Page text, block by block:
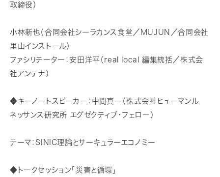
取締役）
小林新也（合同会社シーラカンス食堂／MUJUN／合同会社
里山インストール）
ファシリテーター：安田洋平（real local 編集統括／株式会
社アンテナ）
◆キーノートスピーカー：中間真一（株式会社ヒューマンル
ネッサンス研究所 エグゼクティブ・フェロー）
テーマ：SINIC理論とサーキュラーエコノミー
◆トークセッション「災害と循環」